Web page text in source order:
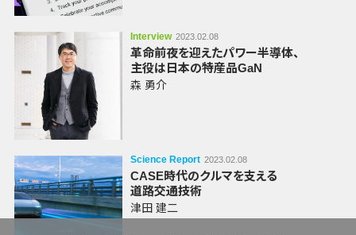
Interview 2023.02.08
革命前夜を迎えたパワー半導体、
主役は日本の特産品GaN
森 勇介
Science Report 2023.02.08
CASE時代のクルマを支える
道路交通技術
津田 建二